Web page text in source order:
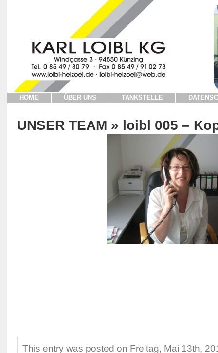
HOME ÜBER UNS TANKSTELLE
UNSER TEAM » loibl 005 –
This entry was posted on Freitag, Mai 13th,